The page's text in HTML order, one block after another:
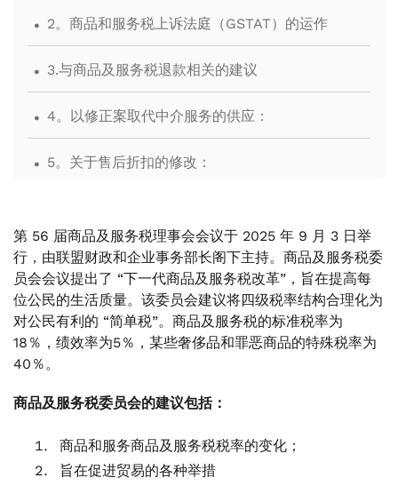
. 2。商品和服务税上诉法庭（GSTAT）的运作
. 3.与商品及服务税退款相关的建议
. 4。以修正案取代中介服务的供应：
. 5。关于售后折扣的修改：
第 56 届商品及服务税理事会会议于 2025 年 9 月 3 日举
行，由联盟财政和企业事务部长阁下主持。商品及服务税委
员会会议提出了 “下一代商品及服务税改革”，旨在提高每
位公民的生活质量。该委员会建议将四级税率结构合理化为
对公民有利的 “简单税”。商品及服务税的标准税率为
18％，绩效率为5％，某些奢侈品和罪恶商品的特殊税率为
40％。
商品及服务税委员会的建议包括：
商品和服务商品及服务税税率的变化；
旨在促进贸易的各种举措